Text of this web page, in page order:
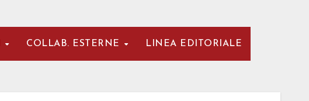
COLLAB. ESTERNE LINEA EDITORIALE